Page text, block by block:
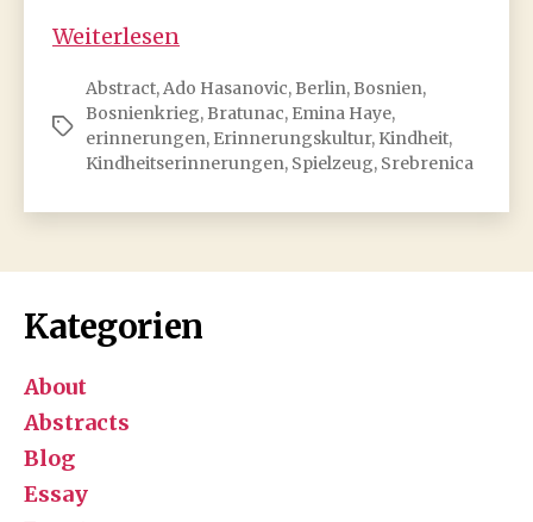
Weiterlesen
Die
Erinnerung
Schlagwörter
Abstract,Ado Hasanovic, Berlin, Bosnien,
Bosnienkrieg, Bratunac, Emina Haye,
erinnerungen, Erinnerungskultur, Kindheit,
Kindheitserinnerungen, Spielzeug, Srebrenica
Kategorien
About
Abstracts
Blog
Essay